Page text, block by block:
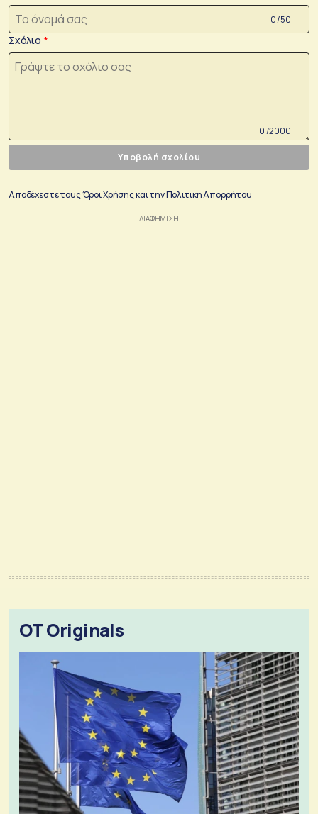
0 /50
Σχόλιο
0 /2000
Υποβολή σχολίου
Αποδέχεστε τουςΌροι Χρήσηςκαι τηνΠολιτικη Απορρήτου
OT Originals